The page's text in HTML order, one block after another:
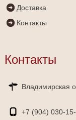
Доставка
Контакты
Контакты
Владимирская
+7 (904) 030-